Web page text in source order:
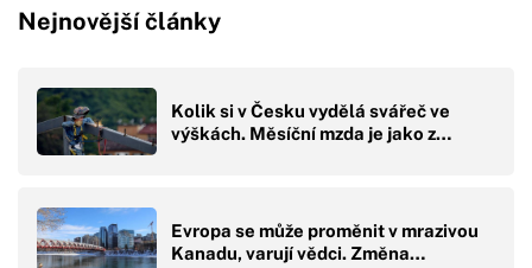
Nejnovější články
Kolik si v Česku vydělá svářeč ve
výškách. Měsíční mzda je jako z…
Evropa se může proměnit v mrazivou
Kanadu, varují vědci. Změna…